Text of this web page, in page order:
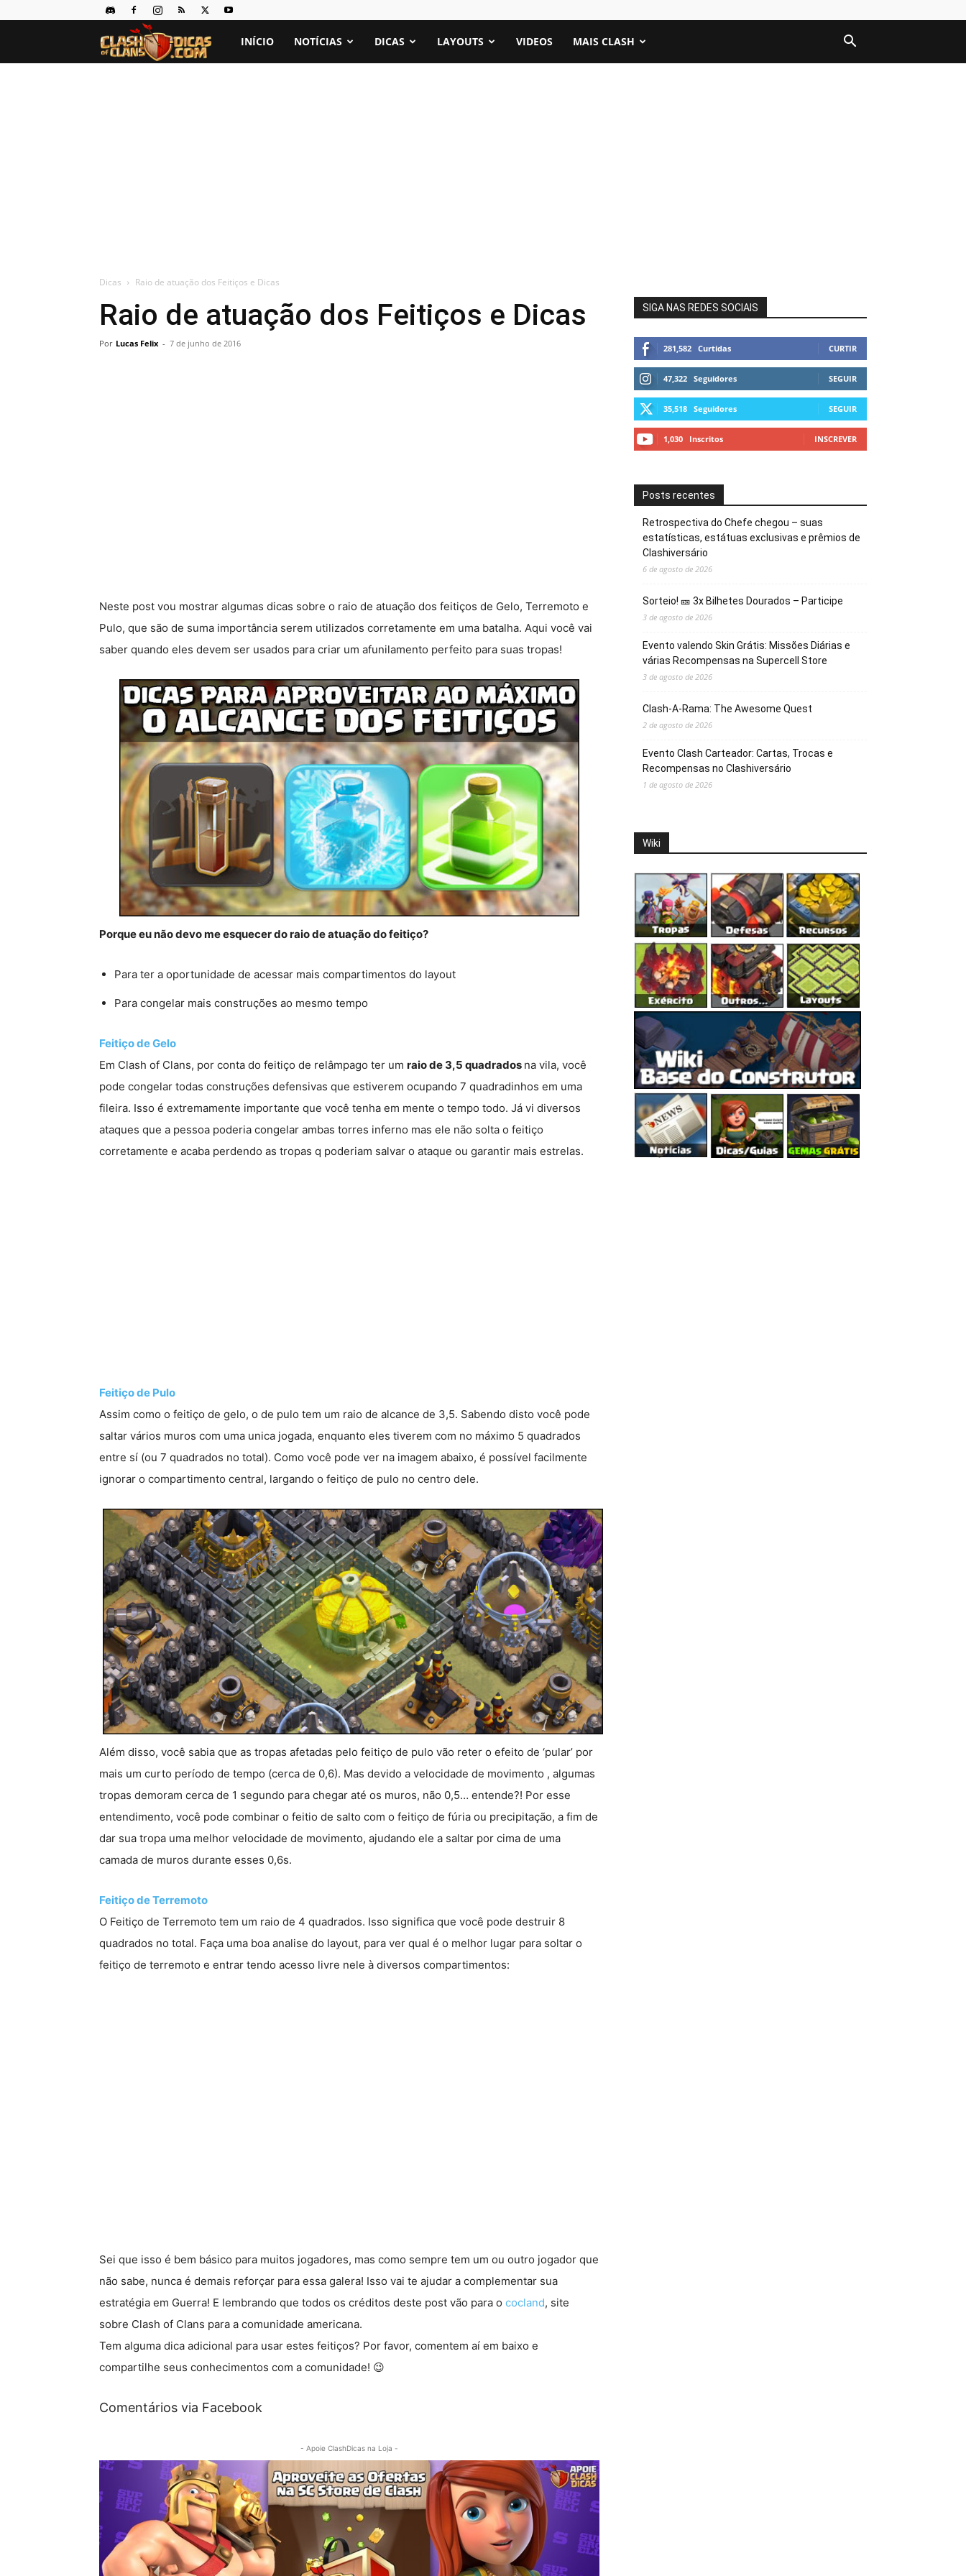
Clash
INÍCIO NOTÍCIAS DICAS LAYOUTS VIDEOS MAIS CLASH
Dicas Raio de atuação dos Feitiços e Dicas
Raio de atuação dos Feitiços e Dicas
Por Lucas Felix - 7 de junho de 2016
Neste post vou mostrar algumas dicas sobre o raio de atuação dos feitiços de Gelo, Terremoto e
Pulo, que são de suma importância serem utilizados corretamente em uma batalha. Aqui você vai
saber quando eles devem ser usados para criar um afunilamento perfeito para suas tropas!
Porque eu não devo me esquecer do raio de atuação do feitiço?
Para ter a oportunidade de acessar mais compartimentos do layout
Para congelar mais construções ao mesmo tempo
Feitiço de Gelo
Em Clash of Clans, por conta do feitiço de relâmpago ter um raio de 3,5 quadrados na vila, você
pode congelar todas construções defensivas que estiverem ocupando 7 quadradinhos em uma
fileira. Isso é extremamente importante que você tenha em mente o tempo todo. Já vi diversos
ataques que a pessoa poderia congelar ambas torres inferno mas ele não solta o feitiço
corretamente e acaba perdendo as tropas q poderiam salvar o ataque ou garantir mais estrelas.
Feitiço de Pulo
Assim como o feitiço de gelo, o de pulo tem um raio de alcance de 3,5. Sabendo disto você pode
saltar vários muros com uma unica jogada, enquanto eles tiverem com no máximo 5 quadrados
entre sí (ou 7 quadrados no total). Como você pode ver na imagem abaixo, é possível facilmente
ignorar o compartimento central, largando o feitiço de pulo no centro dele.
Além disso, você sabia que as tropas afetadas pelo feitiço de pulo vão reter o efeito de ‘pular’ por
mais um curto período de tempo (cerca de 0,6). Mas devido a velocidade de movimento , algumas
tropas demoram cerca de 1 segundo para chegar até os muros, não 0,5… entende?! Por esse
entendimento, você pode combinar o feitio de salto com o feitiço de fúria ou precipitação, a fim de
dar sua tropa uma melhor velocidade de movimento, ajudando ele a saltar por cima de uma
camada de muros durante esses 0,6s.
Feitiço de Terremoto
O Feitiço de Terremoto tem um raio de 4 quadrados. Isso significa que você pode destruir 8
quadrados no total. Faça uma boa analise do layout, para ver qual é o melhor lugar para soltar o
feitiço de terremoto e entrar tendo acesso livre nele à diversos compartimentos:
Sei que isso é bem básico para muitos jogadores, mas como sempre tem um ou outro jogador que
não sabe, nunca é demais reforçar para essa galera! Isso vai te ajudar a complementar sua
estratégia em Guerra! E lembrando que todos os créditos deste post vão para o cocland, site
sobre Clash of Clans para a comunidade americana.
Tem alguma dica adicional para usar estes feitiços? Por favor, comentem aí em baixo e
compartilhe seus conhecimentos com a comunidade! 😉
Comentários via Facebook
- Apoie ClashDicas na Loja -
SIGA NAS REDES SOCIAIS
281,582 Curtidas CURTIR
47,322 Seguidores SEGUIR
35,518 Seguidores SEGUIR
1,030 Inscritos INSCREVER
Posts recentes
Retrospectiva do Chefe chegou – suas
estatísticas, estátuas exclusivas e prêmios de
Clashiversário
6 de agosto de 2026
Sorteio! 🎫 3x Bilhetes Dourados – Participe
3 de agosto de 2026
Evento valendo Skin Grátis: Missões Diárias e
várias Recompensas na Supercell Store
3 de agosto de 2026
Clash-A-Rama: The Awesome Quest
2 de agosto de 2026
Evento Clash Carteador: Cartas, Trocas e
Recompensas no Clashiversário
1 de agosto de 2026
Wiki